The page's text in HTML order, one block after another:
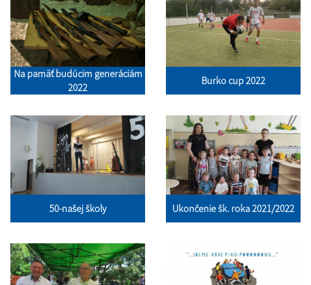
Na pamäť budúcim generáciám
2022
Burko cup 2022
50-našej školy Ukončenie šk. roka 2021/2022